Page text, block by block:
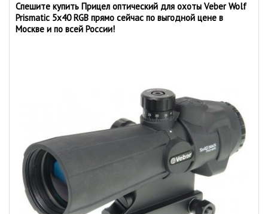
Спешите купить Прицел оптический для охоты Veber Wolf
Prismatic 5х40 RGB прямо сейчас по выгодной цене в
Москве и по всей России!